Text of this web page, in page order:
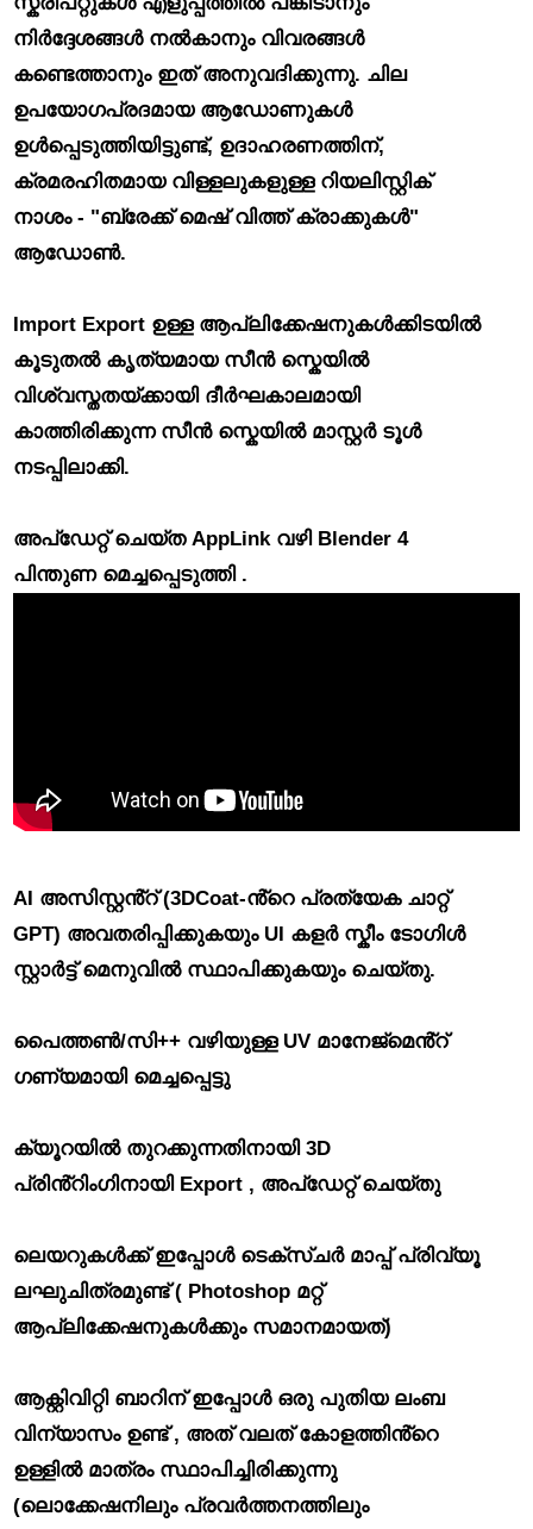
നിർദ്ദേശങ്ങൾ നൽകാനും വിവരങ്ങൾ
കണ്ടെത്താനും ഇത് അനുവദിക്കുന്നു. ചില
ഉപയോഗപ്രദമായ ആഡോണുകൾ
ഉൾപ്പെടുത്തിയിട്ടുണ്ട്, ഉദാഹരണത്തിന്,
ക്രമരഹിതമായ വിള്ളലുകളുള്ള റിയലിസ്റ്റിക്
നാശം - "ബ്രേക്ക് മെഷ് വിത്ത് ക്രാക്കുകൾ"
ആഡോൺ.
Import Export ഉള്ള ആപ്ലിക്കേഷനുകൾക്കിടയിൽ
കൂടുതൽ കൃത്യമായ സീൻ സ്കെയിൽ
വിശ്വസ്തതയ്ക്കായി ദീർഘകാലമായി
കാത്തിരിക്കുന്ന സീൻ സ്കെയിൽ മാസ്റ്റർ ടൂൾ
നടപ്പിലാക്കി.
അപ്‌ഡേറ്റ് ചെയ്‌ത AppLink വഴി Blender 4
പിന്തുണ മെച്ചപ്പെടുത്തി.
AI അസിസ്റ്റൻ്റ് (3DCoat-ൻ്റെ പ്രത്യേക ചാറ്റ്
GPT) അവതരിപ്പിക്കുകയും UI കളർ സ്കീം ടോഗിൾ
സ്റ്റാർട്ട് മെനുവിൽ സ്ഥാപിക്കുകയും ചെയ്തു.
പൈത്തൺ/സി++ വഴിയുള്ള UV മാനേജ്‌മെൻ്റ്
ഗണ്യമായി മെച്ചപ്പെട്ടു
ക്യൂറയിൽ തുറക്കുന്നതിനായി3D
പ്രിൻ്റിംഗിനായി Export , അപ്‌ഡേറ്റ് ചെയ്‌തു
ലെയറുകൾക്ക് ഇപ്പോൾ ടെക്‌സ്‌ചർ മാപ്പ് പ്രിവ്യൂ
ലഘുചിത്രമുണ്ട്( Photoshop മറ്റ്
ആപ്ലിക്കേഷനുകൾക്കും സമാനമായത്)
ആക്റ്റിവിറ്റി ബാറിന് ഇപ്പോൾ ഒരു പുതിയ ലംബ
വിന്യാസം ഉണ്ട്, അത് വലത് കോളത്തിൻ്റെ
ഉള്ളിൽ മാത്രം സ്ഥാപിച്ചിരിക്കുന്നു
(ലൊക്കേഷനിലും പ്രവർത്തനത്തിലും